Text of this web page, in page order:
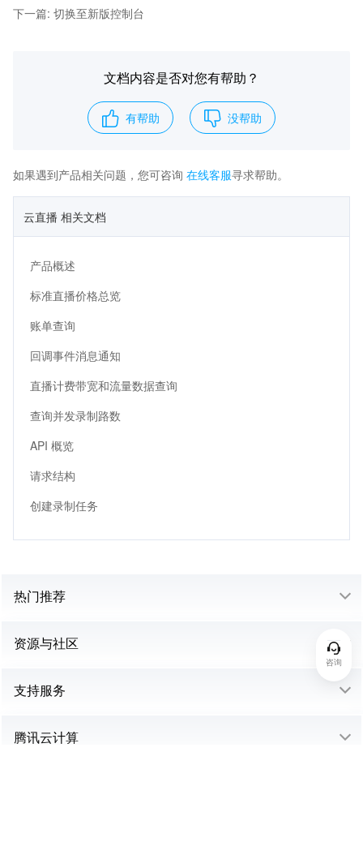
下一篇: 切换至新版控制台
文档内容是否对您有帮助？
有帮助 没帮助
如果遇到产品相关问题，您可咨询 在线客服寻求帮助。
云直播 相关文档
产品概述
标准直播价格总览
账单查询
回调事件消息通知
直播计费带宽和流量数据查询
查询并发录制路数
API 概览
请求结构
创建录制任务
咨询
热门推荐
资源与社区
支持服务
腾讯云计算